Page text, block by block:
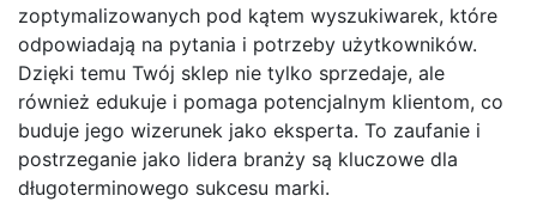
zoptymalizowanych pod kątem wyszukiwarek, które
odpowiadają na pytania i potrzeby użytkowników.
Dzięki temu Twój sklep nie tylko sprzedaje, ale
również edukuje i pomaga potencjalnym klientom, co
buduje jego wizerunek jako eksperta. To zaufanie i
postrzeganie jako lidera branży są kluczowe dla
długoterminowego sukcesu marki.